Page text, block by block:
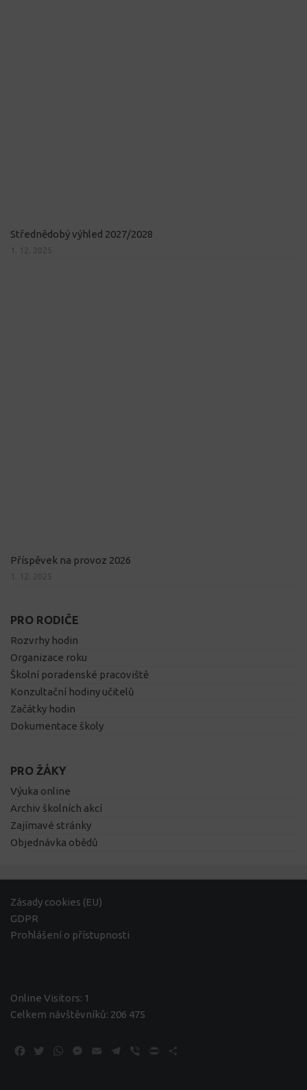
Střednědobý výhled 2027/2028
1. 12. 2025
Příspěvek na provoz 2026
1. 12. 2025
PRO RODIČE
Rozvrhy hodin
Organizace roku
Školní poradenské pracoviště
Konzultační hodiny učitelů
Začátky hodin
Dokumentace školy
PRO ŽÁKY
Výuka online
Archiv školních akcí
Zajímavé stránky
Objednávka obědů
Zásady cookies (EU)
GDPR
Prohlášení o přístupnosti
Online Visitors: 1
Celkem návštěvníků: 206 475
Facebook
TwitterWhatsApp
Messenger
Email Telegram
Viber Print